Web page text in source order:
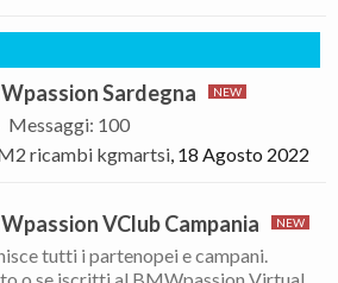
Sardegna
Messaggi: 100
ricambi kgmartsi, 18 Agosto 2022
VClub Campania
tutti i partenopei e campani.